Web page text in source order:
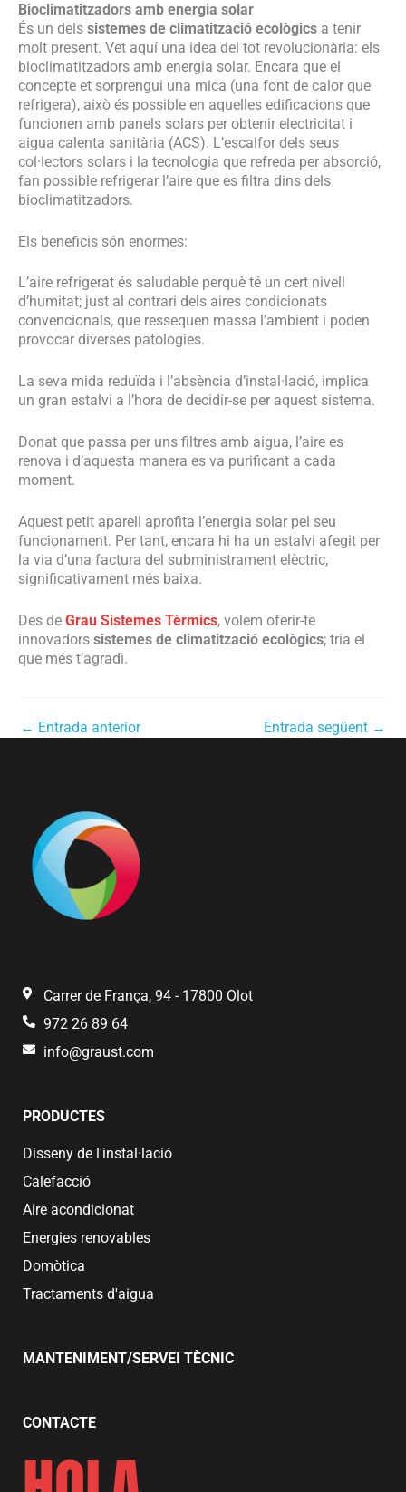
Bioclimatitzadors amb energia solar
És un dels sistemes de climatització ecològics a tenir
molt present. Vet aquí una idea del tot revolucionària: els
bioclimatitzadors amb energia solar. Encara que el
concepte et sorprengui una mica (una font de calor que
refrigera), això és possible en aquelles edificacions que
funcionen amb panels solars per obtenir electricitat i
aigua calenta sanitària (ACS). L’escalfor dels seus
col·lectors solars i la tecnologia que refreda per absorció,
fan possible refrigerar l’aire que es filtra dins dels
bioclimatitzadors.
Els beneficis són enormes:
L’aire refrigerat és saludable perquè té un cert nivell
d’humitat; just al contrari dels aires condicionats
convencionals, que ressequen massa l’ambient i poden
provocar diverses patologies.
La seva mida reduïda i l’absència d’instal·lació, implica
un gran estalvi a l’hora de decidir-se per aquest sistema.
Donat que passa per uns filtres amb aigua, l’aire es
renova i d’aquesta manera es va purificant a cada
moment.
Aquest petit aparell aprofita l’energia solar pel seu
funcionament. Per tant, encara hi ha un estalvi afegit per
la via d’una factura del subministrament elèctric,
significativament més baixa.
Des de Grau Sistemes Tèrmics, volem oferir-te
innovadors sistemes de climatització ecològics; tria el
que més t’agradi.
← Entrada anterior Entrada següent →
Carrer de França, 94 - 17800 Olot
972 26 89 64
info@graust.com
PRODUCTES
Disseny de l'instal·lació
Calefacció
Aire acondicionat
Energies renovables
Domòtica
Tractaments d'aigua
MANTENIMENT/SERVEI TÈCNIC
CONTACTE